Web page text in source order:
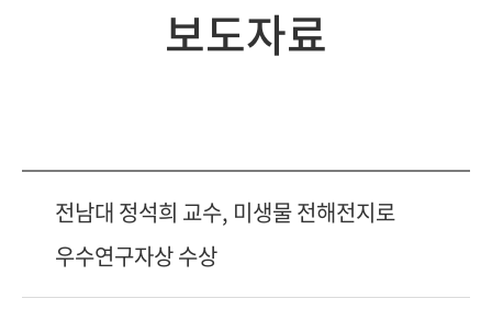
보도자료
전남대 정석희 교수, 미생물 전해전지로
우수연구자상 수상